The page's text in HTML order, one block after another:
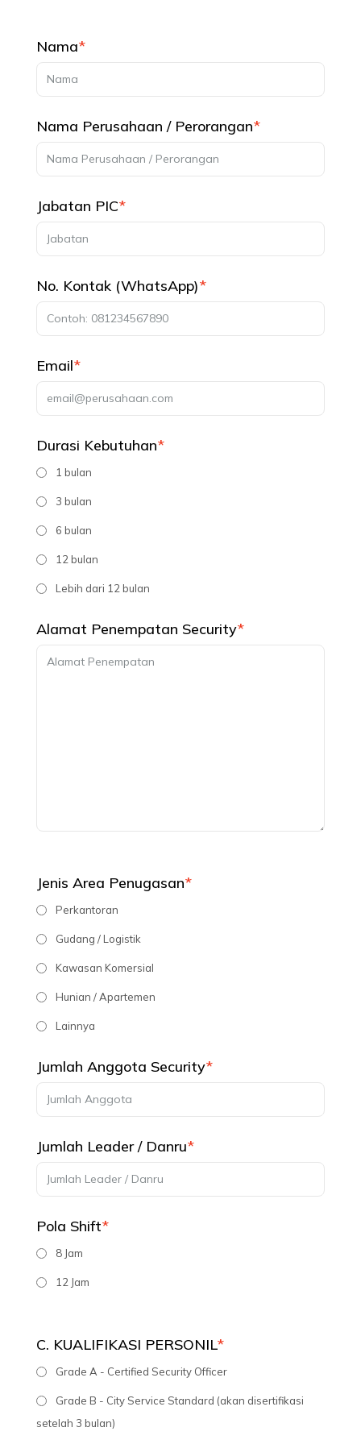
Nama*
Nama Perusahaan / Perorangan*
Jabatan PIC*
No. Kontak (WhatsApp)*
Email*
Durasi Kebutuhan*
1 bulan
3 bulan
6 bulan
12 bulan
Lebih dari 12 bulan
Alamat Penempatan Security*
Jenis Area Penugasan*
Perkantoran
Gudang / Logistik
Kawasan Komersial
Hunian / Apartemen
Lainnya
Jumlah Anggota Security*
Jumlah Leader / Danru*
Pola Shift*
8 Jam
12 Jam
C. KUALIFIKASI PERSONIL*
Grade A - Certified Security Officer
Grade B - City Service Standard (akan disertifikasi
setelah 3 bulan)